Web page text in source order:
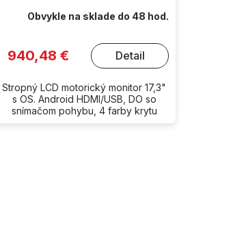
Obvykle na sklade do 48 hod.
940,48 € Detail
Stropný LCD motorický monitor 17,3"
s OS. Android HDMI/USB, DO so
snímačom pohybu, 4 farby krytu